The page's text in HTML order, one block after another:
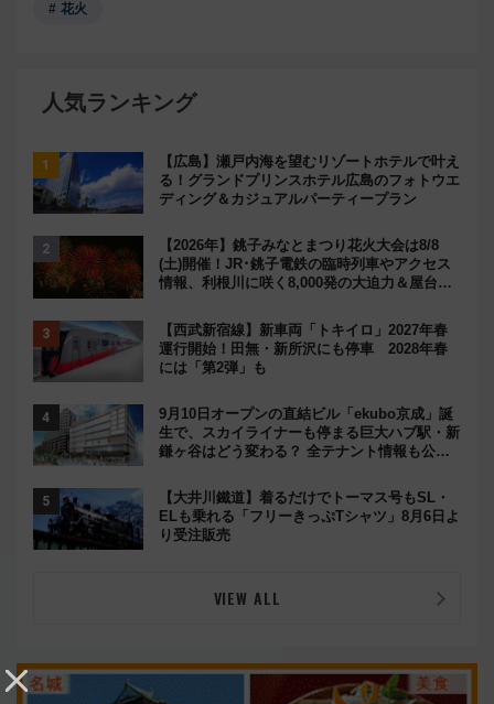
花火
人気ランキング
【広島】瀬戸内海を望むリゾートホテルで叶え
る！グランドプリンスホテル広島のフォトウエ
ディング＆カジュアルパーティープラン
【2026年】銚子みなとまつり花火大会は8/8
(土)開催！JR･銚子電鉄の臨時列車やアクセス
情報、利根川に咲く8,000発の大迫力＆屋台を
【西武新宿線】新車両「トキイロ」2027年春
運行開始！田無・新所沢にも停車 2028年春
には「第2弾」も
9月10日オープンの直結ビル「ekubo京成」誕
生で、スカイライナーも停まる巨大ハブ駅・新
鎌ヶ谷はどう変わる？ 全テナント情報も公
【大井川鐵道】着るだけでトーマス号もSL・
ELも乗れる「フリーきっぷTシャツ」8月6日よ
り受注販売
VIEW ALL